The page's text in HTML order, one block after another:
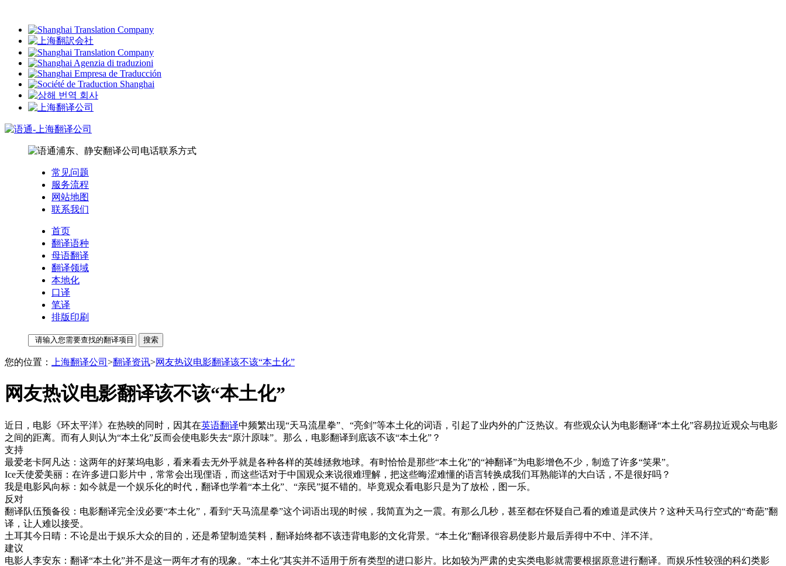
常见问题
服务流程
网站地图
联系我们
首页
翻译语种
母语翻译
翻译领域
本地化
口译
笔译
排版印刷
您的位置： 上海翻译公司 >翻译资讯>网友热议电影翻译该不该“本土化”
网友热议电影翻译该不该“本土化”
近日，电影《环太平洋》在热映的同时，因其在英语翻译中频繁出现“天马流星拳”、“亮剑”等本土化的词语，引起了业内外的广泛热议。有些观众认为电影翻译“本土化”容易拉近观众与电影
之间的距离。而有人则认为“本土化”反而会使电影失去“原汁原味”。那么，电影翻译到底该不该“本土化”？
支持
最爱老卡阿凡达：这两年的好莱坞电影，看来看去无外乎就是各种各样的英雄拯救地球。有时恰恰是那些“本土化”的“神翻译”为电影增色不少，制造了许多“笑果”。
Ice天使爱美丽：在许多进口影片中，常常会出现俚语，而这些话对于中国观众来说很难理解，把这些晦涩难懂的语言转换成我们耳熟能详的大白话，不是很好吗？
我是电影风向标：如今就是一个娱乐化的时代，翻译也学着“本土化”、“亲民”挺不错的。毕竟观众看电影只是为了放松，图一乐。
反对
翻译队伍预备役：电影翻译完全没必要“本土化”，看到“天马流星拳”这个词语出现的时候，我简直为之一震。有那么几秒，甚至都在怀疑自己看的难道是武侠片？这种天马行空式的“奇葩”翻
译，让人难以接受。
土耳其今日晴：不论是出于娱乐大众的目的，还是希望制造笑料，翻译始终都不该违背电影的文化背景。“本土化”翻译很容易使影片最后弄得中不中、洋不洋。
建议
电影人李安东：翻译“本土化”并不是这一两年才有的现象。“本土化”其实并不适用于所有类型的进口影片。比如较为严肃的史实类电影就需要根据原意进行翻译。而娱乐性较强的科幻类影